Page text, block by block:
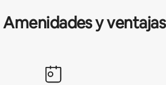
Amenidades y